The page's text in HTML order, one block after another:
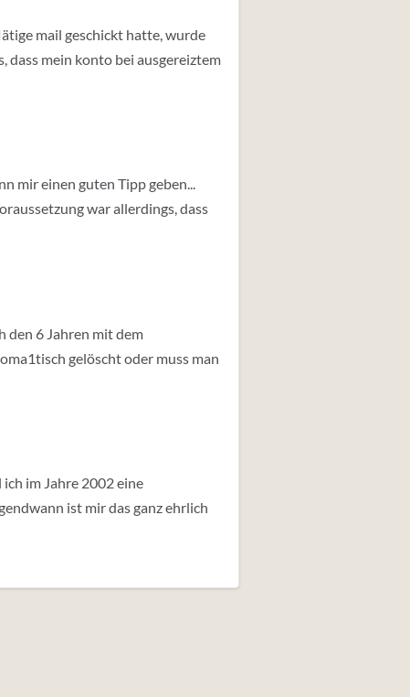
mail geschickt hatte, wurde
dass mein konto bei ausgereiztem
mir einen guten Tipp geben...
war allerdings, dass
den 6 Jahren mit dem
gelöscht oder muss man
im Jahre 2002 eine
ist mir das ganz ehrlich